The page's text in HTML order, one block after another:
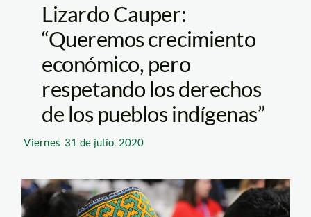
Lizardo Cauper:
“Queremos crecimiento
económico, pero
respetando los derechos
de los pueblos indígenas”
Viernes 31 de julio, 2020